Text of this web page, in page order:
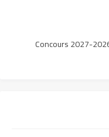
مباراة التعليم الأولي 2026-2027 Concours